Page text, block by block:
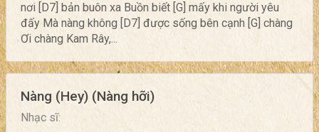
nơi [D7] bản buôn xa Buồn biết [G] mấy khi người yêu
đấy Mà nàng không [D7] được sống bên cạnh [G] chàng
Ơi chàng Kam Rây,...
Nàng (Hey) (Nàng hỡi)
Nhạc sĩ: